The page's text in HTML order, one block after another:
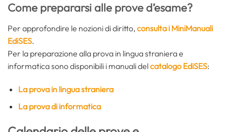
Come prepararsi alle prove d’esame?
Per approfondire le nozioni di diritto,consulta i MiniManuali
EdiSES.
Per la preparazione alla prova in lingua straniera e
informatica sono disponibili i manuali delcatalogo EdiSES:
La prova in lingua straniera
La prova di informatica